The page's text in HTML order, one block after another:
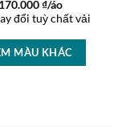
170.000₫/áo
đổi tuỳ chất vải
MÀU KHÁC